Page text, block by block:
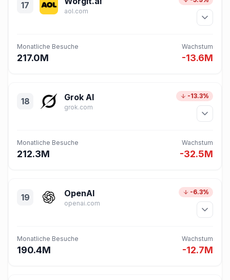
17
aol.com
Monatliche Besuche
217.0M
Wachstum
-13.6M
18 Grok AI
grok.com
-13.3%
Monatliche Besuche
212.3M
Wachstum
-32.5M
19 OpenAI
openai.com
-6.3%
Monatliche Besuche
190.4M
Wachstum
-12.7M